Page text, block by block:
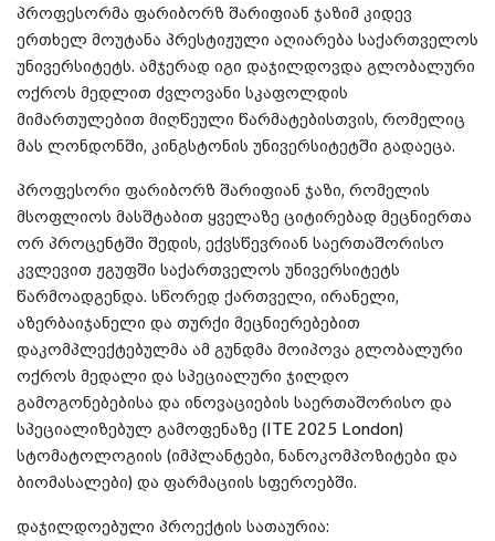
პროფესორმა ფარიბორზ შარიფიან ჯაზიმ კიდევ
ერთხელ მოუტანა პრესტიჟული აღიარება საქართველოს
უნივერსიტეტს. ამჯერად იგი დაჯილდოვდა გლობალური
ოქროს მედლით ძვლოვანი სკაფოლდის
მიმართულებით მიღწეული წარმატებისთვის, რომელიც
მას ლონდონში, კინგსტონის უნივერსიტეტში გადაეცა.
პროფესორი ფარიბორზ შარიფიან ჯაზი, რომელის
მსოფლიოს მასშტაბით ყველაზე ციტირებად მეცნიერთა
ორ პროცენტში შედის, ექვსწევრიან საერთაშორისო
კვლევით ჟგუფში საქართველოს უნივერსიტეტს
წარმოადგენდა. სწორედ ქართველი, ირანელი,
აზერბაიჯანელი და თურქი მეცნიერებებით
დაკომპლექტებულმა ამ გუნდმა მოიპოვა გლობალური
ოქროს მედალი და სპეციალური ჯილდო
გამოგონებებისა და ინოვაციების საერთაშორისო და
სპეციალიზებულ გამოფენაზე (ITE 2025 London)
სტომატოლოგიის (იმპლანტები, ნანოკომპოზიტები და
ბიომასალები) და ფარმაციის სფეროებში.
დაჯილდოებული პროექტის სათაურია: